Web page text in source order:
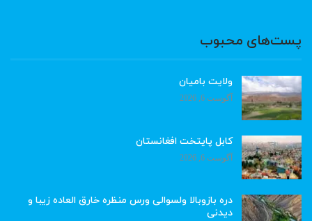
پست‌های محبوب
ولایت بامیان
آگوست 6, 2026
کابل پایتخت افغانستان
آگوست 6, 2026
دره بازوبالا ولسوالی ورس منظره خارق العاده زیبا و
دیدنی